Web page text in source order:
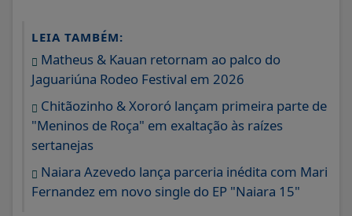
LEIA TAMBÉM:
Matheus & Kauan retornam ao palco do
Jaguariúna Rodeo Festival em 2026
Chitãozinho & Xororó lançam primeira parte de
"Meninos de Roça" em exaltação às raízes
sertanejas
Naiara Azevedo lança parceria inédita com Mari
Fernandez em novo single do EP "Naiara 15"